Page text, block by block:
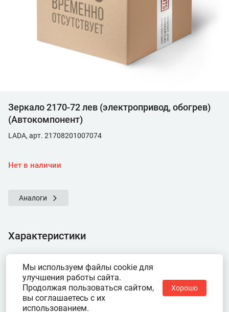
Зеркало 2170-72 лев (электропривод, обогрев)
(Автокомпонент)
LADA, арт. 21708201007074
Нет в наличии
Аналоги
Характеристики
Мы используем файлы cookie для
улучшения работы сайта.
Продолжая пользоваться сайтом,
вы соглашаетесь с их
использованием.
Хорошо